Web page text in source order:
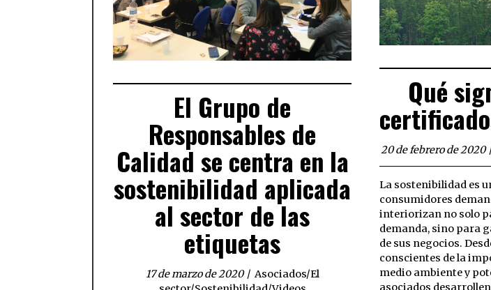
El Grupo de
Responsables de
Calidad se centra en la
sostenibilidad aplicada
al sector de las
etiquetas
17 de marzo de 2020 Asociados/El
Qué
20 de febrero de 2020
La sostenibilidad es
consumidores
interiorizan no solo
demanda, sino para
de sus negocios.
conscientes de la
medio ambiente y